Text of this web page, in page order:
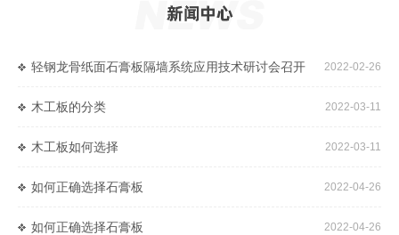
轻钢龙骨纸面石膏板隔墙系统应用技术研讨会召开 2022-02-26
木工板的分类 2022-03-11
木工板如何选择 2022-03-11
如何正确选择石膏板 2022-04-26
如何正确选择石膏板 2022-04-26